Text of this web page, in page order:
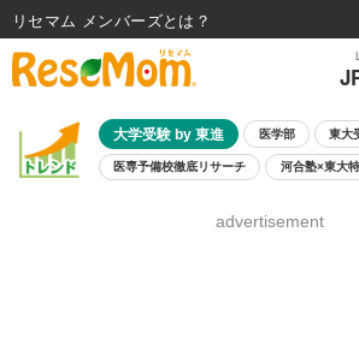
大学受験 by 東進 医学部 東大
医専予備校徹底リサーチ 河合塾×東大
8月開催学校説明会・相談会
advertisement
リセマム メンバーズ